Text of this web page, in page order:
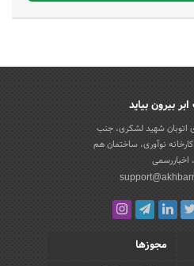
بیرون بیاید
اتوبان شهید لشکری، جنب
نوآوری، ساختمان هم
اخباررسمی
مجوزها